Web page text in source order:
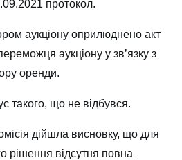
протокол.
аукціону оприлюднено акт
аукціону у зв’язку з
оренди.
такого, що не відбувся.
дійшла висновку, що для
рішення відсутня повна